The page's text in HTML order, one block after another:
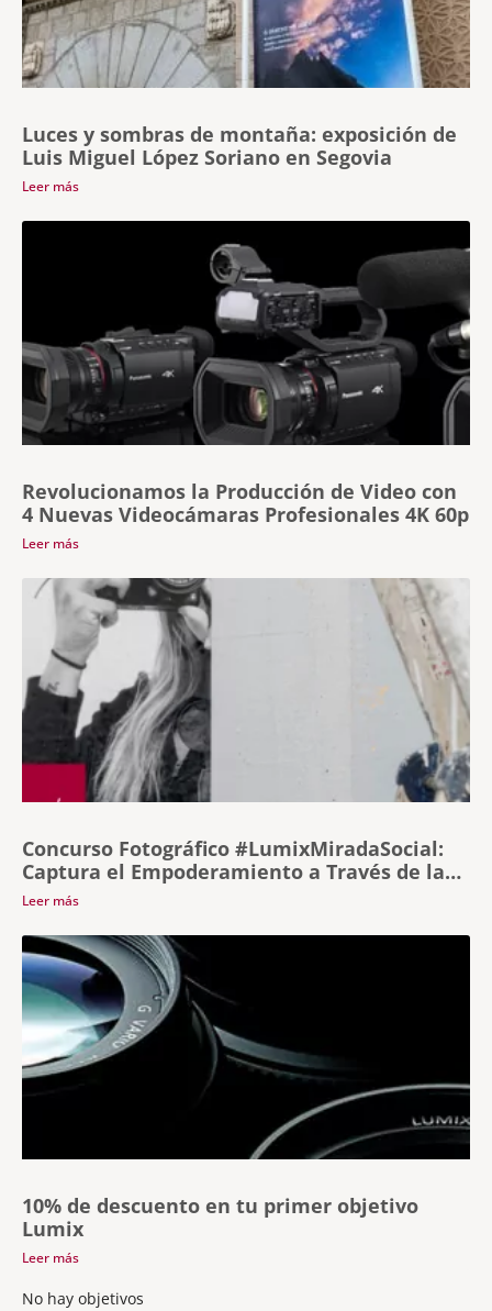
Luces y sombras de montaña: exposición de
Luis Miguel López Soriano en Segovia
Leer más
Revolucionamos la Producción de Video con
4 Nuevas Videocámaras Profesionales 4K 60p
Leer más
Concurso Fotográfico #LumixMiradaSocial:
Captura el Empoderamiento a Través de la
Fotografía
Leer más
10% de descuento en tu primer objetivo
Lumix
Leer más
No hay objetivos